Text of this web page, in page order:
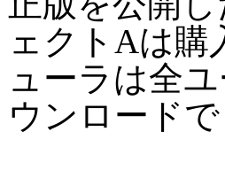
ェクトAは購
ューラは全
ウンロード